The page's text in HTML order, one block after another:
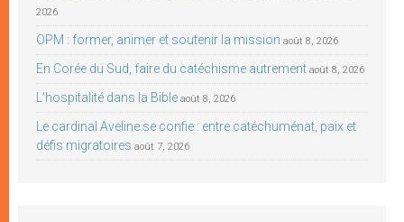
2026
OPM : former, animer et soutenir la mission août 8, 2026
En Corée du Sud, faire du catéchisme autrement août 8, 2026
L’hospitalité dans la Bible août 8, 2026
Le cardinal Aveline se confie : entre catéchuménat, paix et
défis migratoires août 7, 2026